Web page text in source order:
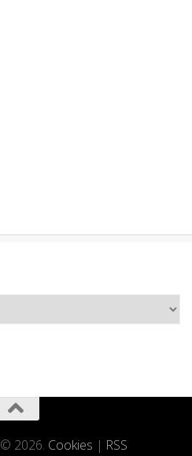
© 2026. Cookies | RSS